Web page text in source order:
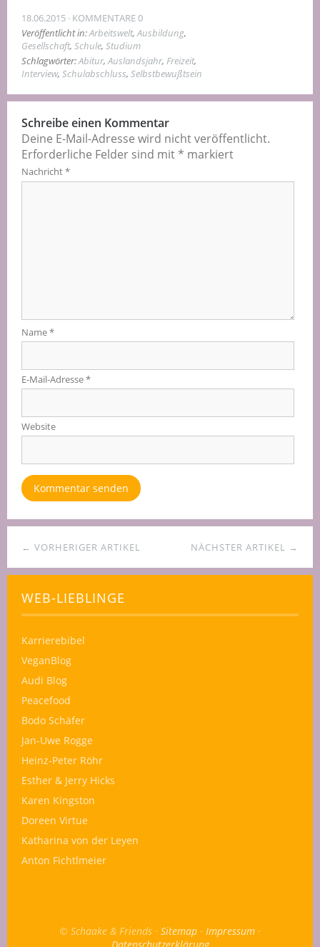
18.06.2015 KOMMENTARE 0
Veröffentlicht in:Arbeitswelt,Ausbildung,
Gesellschaft, Schule, Studium
Schlagwörter:Abitur,Auslandsjahr, Freizeit,
Interview, Schulabschluss, Selbstbewußtsein
Schreibe einen Kommentar
Deine E-Mail-Adresse wird nicht veröffentlicht.
Erforderliche Felder sind mit * markiert
Nachricht*
Name*
E-Mail-Adresse*
Website
NÄCHSTER ARTIKEL →
← VORHERIGER ARTIKEL
WEB-LIEBLINGE
Karrierebibel
VeganBlog
Audi Blog
Peacefood
Bodo Schäfer
Jan-Uwe Rogge
Heinz-Peter Röhr
Esther & Jerry Hicks
Karen Kingston
Doreen Virtue
Katharina von der Leyen
Anton Fichtlmeier
© Schaake & Friends · Sitemap · Impressum ·